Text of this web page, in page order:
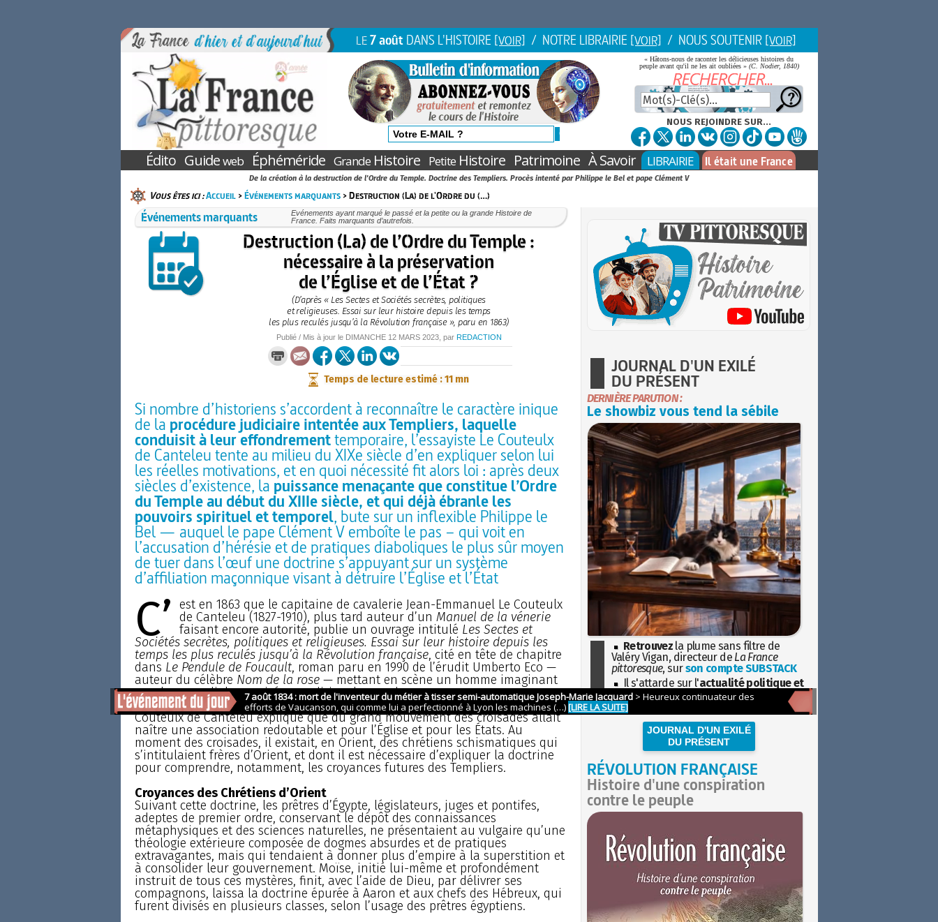
LE7 août DANS L'HISTOIRE [VOIR] / NOTRE LIBRAIRIE [VOIR] / NOUS SOUTENIR [VOIR]
« Hâtons-nous de raconter les délicieuses histoires du
peuple avant qu'il ne les ait oubliées » (C. Nodier, 1840)
NOUS REJOINDRE SUR...
Édito Guideweb Éphéméride GrandeHistoire PetiteHistoire Patrimoine À Savoir LIBRAIRIE Il était une France
De la création à la destruction de l'Ordre du Temple. Doctrine des Templiers. Procès intenté par Philippe le Bel et pape Clément V
Vous êtes ici :Accueil>Événements marquants> Destruction (La) de l'Ordre du (…)
Événements marquants
Evénements ayant marqué le passé et la petite ou la grande Histoire de
France. Faits marquants d’autrefois.
Destruction (La) de l’Ordre du Temple :
nécessaire à la préservation
de l’Église et de l’État ?
(D’après « Les Sectes et Sociétés secrètes, politiques
et religieuses. Essai sur leur histoire depuis les temps
les plus reculés jusqu’à la Révolution française », paru en 1863)
Publié / Mis à jour le DIMANCHE 12 MARS 2023, par REDACTION
Temps de lecture estimé : 11 mn
Si nombre d’historiens s’accordent à reconnaître le caractère inique
de la procédure judiciaire intentée aux Templiers, laquelle
conduisit à leur effondrementtemporaire, l’essayiste Le Couteulx
de Canteleu tente au milieu du XIXe siècle d’en expliquer selon lui
les réelles motivations, et en quoi nécessité fit alors loi : après deux
siècles d’existence, la puissance menaçante que constitue l’Ordre
du Temple au début du XIIIe siècle, et qui déjà ébranle les
pouvoirs spirituel et temporel, bute sur un inflexible Philippe le
Bel — auquel le pape Clément V emboîte le pas – qui voit en
l’accusation d’hérésie et de pratiques diaboliques le plus sûr moyen
de tuer dans l’œuf une doctrine s’appuyant sur un système
d’affiliation maçonnique visant à détruire l’Église et l’État
C’ est en 1863 que le capitaine de cavalerie Jean-Emmanuel Le Couteulx
de Canteleu (1827-1910), plus tard auteur d’un Manuel de la vénerie
faisant encore autorité, publie un ouvrage intitulé Les Sectes et
Sociétés secrètes, politiques et religieuses. Essai sur leur histoire depuis les
temps les plus reculés jusqu’à la Révolution française, cité en tête de chapitre
dans Le Pendule de Foucault, roman paru en 1990 de l’érudit Umberto Eco —
auteur du célèbre Nom de la rose— mettant en scène un homme imaginant
un plan mondial organisé pour diriger le monde.
Couteulx de Canteleu explique que du grand mouvement des croisades allait
naître une association redoutable et pour l’Église et pour les États. Au
moment des croisades, il existait, en Orient, des chrétiens schismatiques qui
s’intitulaient frères d’Orient, et dont il est nécessaire d’expliquer la doctrine
pour comprendre, notamment, les croyances futures des Templiers.
Croyances des Chrétiens d’Orient
Suivant cette doctrine, les prêtres d’Égypte, législateurs, juges et pontifes,
adeptes de premier ordre, conservant le dépôt des connaissances
métaphysiques et des sciences naturelles, ne présentaient au vulgaire qu’une
théologie extérieure composée de dogmes absurdes et de pratiques
extravagantes, mais qui tendaient à donner plus d’empire à la superstition et
à consolider leur gouvernement. Moïse, initié lui-même et profondément
instruit de tous ces mystères, finit, avec l’aide de Dieu, par délivrer ses
compagnons, laissa la doctrine épurée à Aaron et aux chefs des Hébreux, qui
furent divisés en plusieurs classes, selon l’usage des prêtres égyptiens.
JOURNAL D'UN EXILÉ
DU PRÉSENT
DERNIÈRE PARUTION :
Le showbiz vous tend la sébile
Retrouvez la plume sans filtre de
Valéry Vigan, directeur de La France
pittoresque, surson compte SUBSTACK
Il s'attarde sur l'actualité politique et
sociétaleavec la hauteur de vue de
l'Histoire
JOURNAL D'UN EXILÉ
DU PRÉSENT
RÉVOLUTION FRANÇAISE
Histoire d'une conspiration
contre le peuple